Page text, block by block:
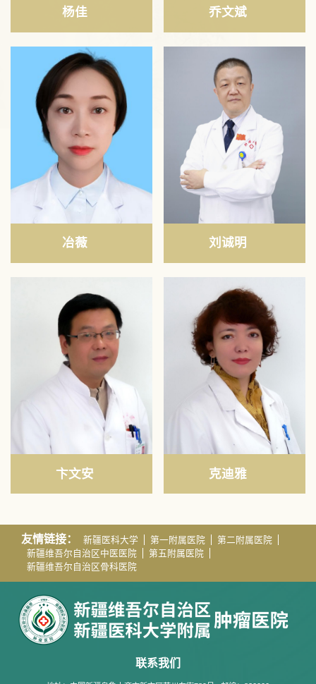
杨佳 乔文斌
冶薇 刘诚明
卞文安 克迪雅
友情链接： 新疆医科大学 第一附属医院
第二附属医院
新疆维吾尔自治区中医医院
第五附属医院
新疆维吾尔自治区骨科医院
联系我们